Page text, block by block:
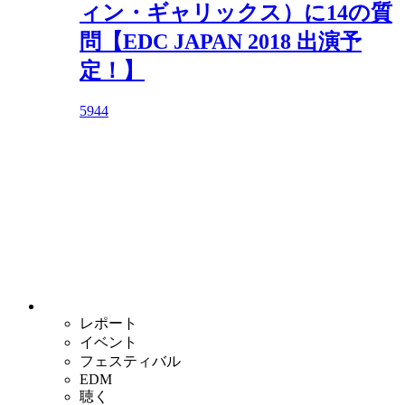
ィン・ギャリックス）に14の質
問【EDC JAPAN 2018 出演予
定！】
5944
レポート
イベント
フェスティバル
EDM
聴く